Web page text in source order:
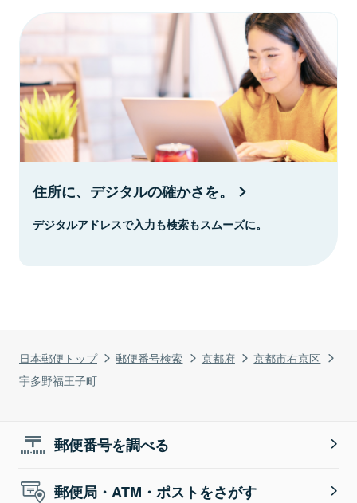
日本郵便トップ 郵便番号検索 京都府
京都市右京区
宇多野福王子町
住所に、デジタルの確かさを。
デジタルアドレスで入力も検索もスムーズに。
郵便番号を調べる
郵便局・ATM・ポストをさがす